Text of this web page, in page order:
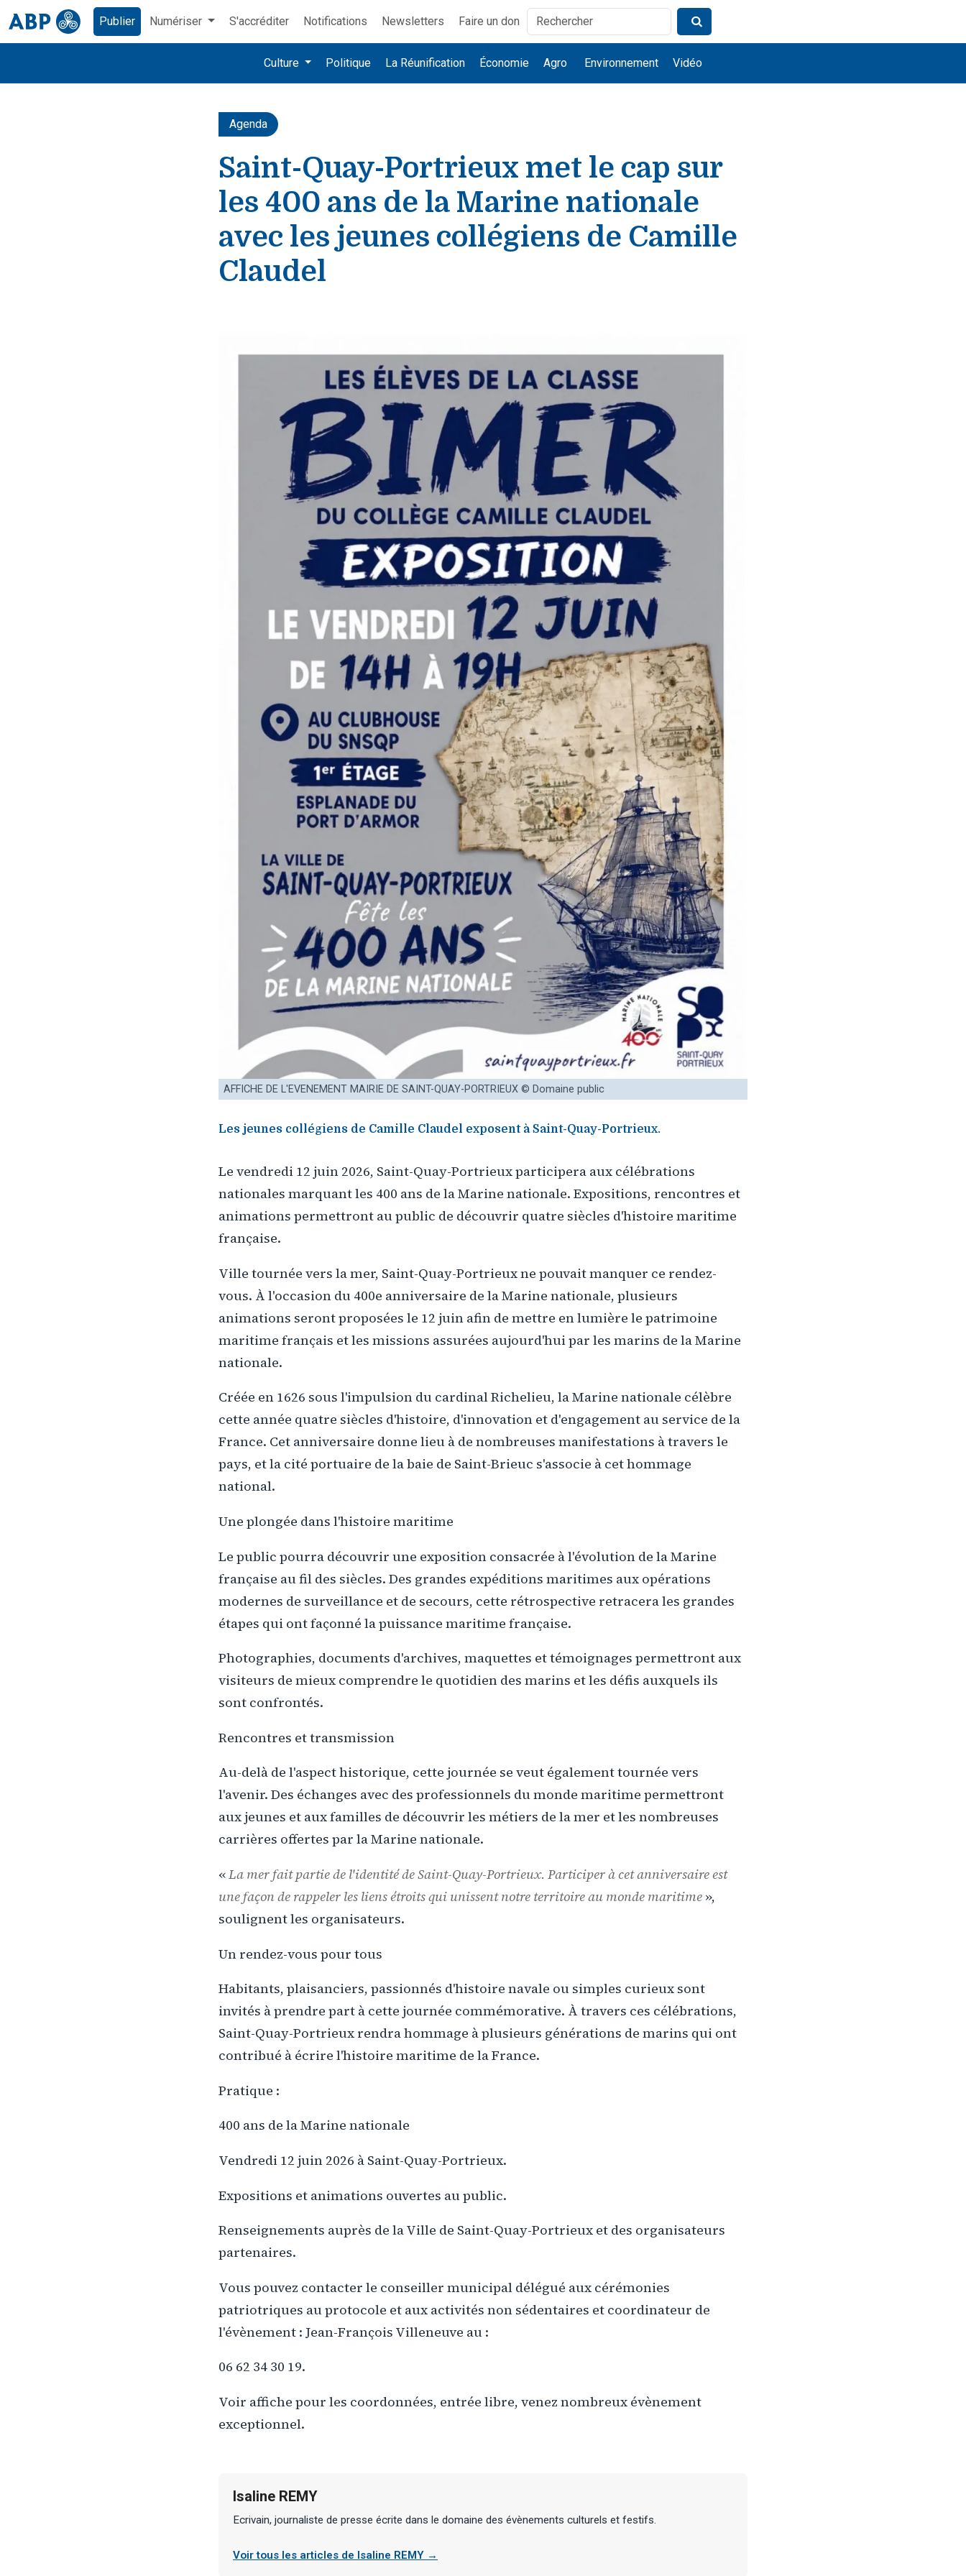
Publier Numériser S'accréditer Notifications Newsletters Faire un don
Culture Politique La Réunification Économie Agro Environnement Vidéo
Agenda
Saint-Quay-Portrieux met le cap sur
les 400 ans de la Marine nationale
avec les jeunes collégiens de Camille
Claudel
AFFICHE DE L'EVENEMENT MAIRIE DE SAINT-QUAY-PORTRIEUX © Domaine public
Les jeunes collégiens de Camille Claudel exposent à Saint-Quay-Portrieux.
Le vendredi 12 juin 2026, Saint-Quay-Portrieux participera aux célébrations
nationales marquant les 400 ans de la Marine nationale. Expositions, rencontres et
animations permettront au public de découvrir quatre siècles d'histoire maritime
française.
Ville tournée vers la mer, Saint-Quay-Portrieux ne pouvait manquer ce rendez-
vous. À l'occasion du 400e anniversaire de la Marine nationale, plusieurs
animations seront proposées le 12 juin afin de mettre en lumière le patrimoine
maritime français et les missions assurées aujourd'hui par les marins de la Marine
nationale.
Créée en 1626 sous l'impulsion du cardinal Richelieu, la Marine nationale célèbre
cette année quatre siècles d'histoire, d'innovation et d'engagement au service de la
France. Cet anniversaire donne lieu à de nombreuses manifestations à travers le
pays, et la cité portuaire de la baie de Saint-Brieuc s'associe à cet hommage
national.
Une plongée dans l'histoire maritime
Le public pourra découvrir une exposition consacrée à l'évolution de la Marine
française au fil des siècles. Des grandes expéditions maritimes aux opérations
modernes de surveillance et de secours, cette rétrospective retracera les grandes
étapes qui ont façonné la puissance maritime française.
Photographies, documents d'archives, maquettes et témoignages permettront aux
visiteurs de mieux comprendre le quotidien des marins et les défis auxquels ils
sont confrontés.
Rencontres et transmission
Au-delà de l'aspect historique, cette journée se veut également tournée vers
l'avenir. Des échanges avec des professionnels du monde maritime permettront
aux jeunes et aux familles de découvrir les métiers de la mer et les nombreuses
carrières offertes par la Marine nationale.
«La mer fait partie de l'identité de Saint-Quay-Portrieux. Participer à cet anniversaire est
une façon de rappeler les liens étroits qui unissent notre territoire au monde maritime »,
soulignent les organisateurs.
Un rendez-vous pour tous
Habitants, plaisanciers, passionnés d'histoire navale ou simples curieux sont
invités à prendre part à cette journée commémorative. À travers ces célébrations,
Saint-Quay-Portrieux rendra hommage à plusieurs générations de marins qui ont
contribué à écrire l'histoire maritime de la France.
Pratique :
400 ans de la Marine nationale
Vendredi 12 juin 2026 à Saint-Quay-Portrieux.
Expositions et animations ouvertes au public.
Renseignements auprès de la Ville de Saint-Quay-Portrieux et des organisateurs
partenaires.
Vous pouvez contacter le conseiller municipal délégué aux cérémonies
patriotriques au protocole et aux activités non sédentaires et coordinateur de
l'évènement : Jean-François Villeneuve au :
06 62 34 30 19.
Voir affiche pour les coordonnées, entrée libre, venez nombreux évènement
exceptionnel.
Isaline REMY
Ecrivain, journaliste de presse écrite dans le domaine des évènements culturels et festifs.
Voir tous les articles de Isaline REMY →